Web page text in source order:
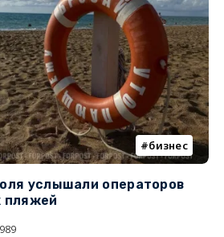
бизнес
услышали операторов
пляжей